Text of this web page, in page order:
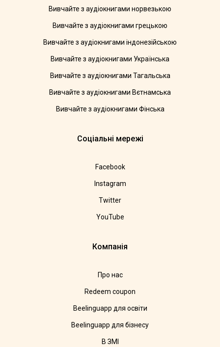
Вивчайте з аудіокнигами норвезькою
Вивчайте з аудіокнигами грецькою
Вивчайте з аудіокнигами індонезійською
Вивчайте з аудіокнигами Українська
Вивчайте з аудіокнигами Тагальська
Вивчайте з аудіокнигами Вєтнамська
Вивчайте з аудіокнигами Фінська
Соціальні мережі
Facebook
Instagram
Twitter
YouTube
Компанія
Про нас
Redeem coupon
Beelinguapp для освіти
Beelinguapp для бізнесу
В ЗМІ